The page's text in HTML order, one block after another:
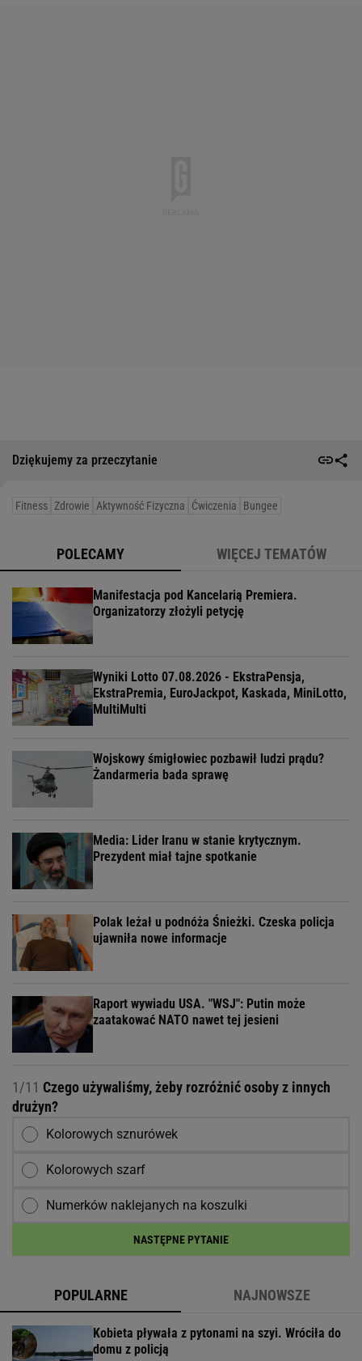
Dziękujemy za przeczytanie
Fitness Zdrowie Aktywność Fizyczna Ćwiczenia Bungee
POLECAMY WIĘCEJ TEMATÓW
Manifestacja pod Kancelarią Premiera.
Organizatorzy złożyli petycję
Wyniki Lotto 07.08.2026 - EkstraPensja,
EkstraPremia, EuroJackpot, Kaskada, MiniLotto,
MultiMulti
Wojskowy śmigłowiec pozbawił ludzi prądu?
Żandarmeria bada sprawę
Media: Lider Iranu w stanie krytycznym.
Prezydent miał tajne spotkanie
Polak leżał u podnóża Śnieżki. Czeska policja
ujawniła nowe informacje
Raport wywiadu USA. "WSJ": Putin może
zaatakować NATO nawet tej jesieni
1/11 Czego używaliśmy, żeby rozróżnić osoby z innych
drużyn?
Kolorowych sznurówek
Kolorowych szarf
Numerków naklejanych na koszulki
NASTĘPNE PYTANIE
POPULARNE NAJNOWSZE
Kobieta pływała z pytonami na szyi. Wróciła do
domu z policją